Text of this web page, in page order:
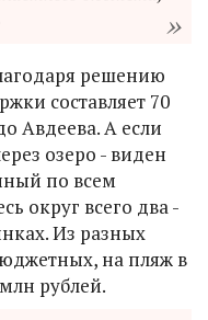
решению
составляет 70
Авдеева. А если
озеро - виден
по всем
округ всего два -
Из разных
на пляж в
рублей.